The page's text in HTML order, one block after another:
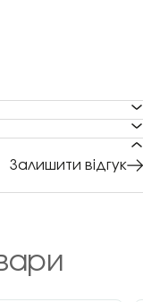
Залишити відгук